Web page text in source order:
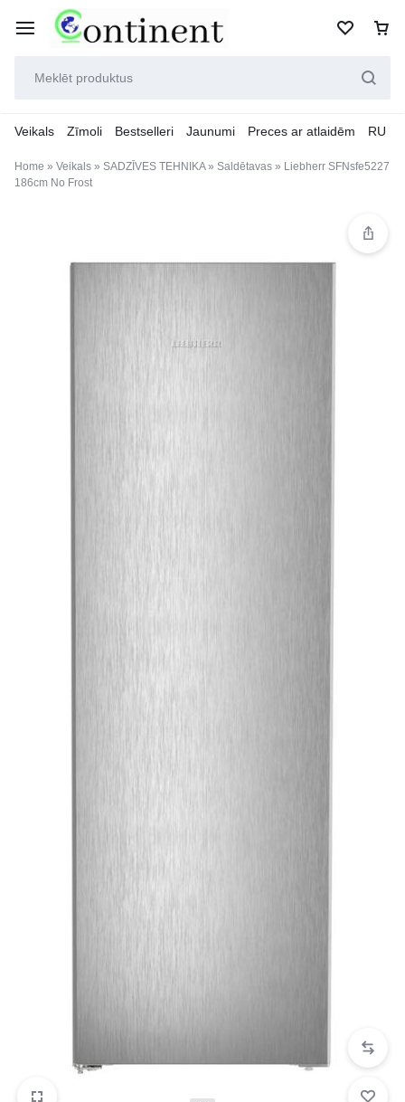
Veikals Zīmoli Bestselleri Jaunumi Preces ar atlaidēm RU
Home » Veikals » SADZĪVES TEHNIKA» Saldētavas » Liebherr SFNsfe5227
186cm No Frost